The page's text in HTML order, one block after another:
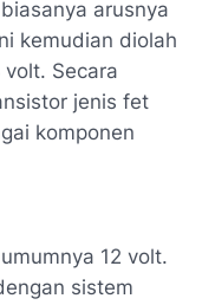
arusnya
kemudian diolah
Secara
jenis fet
komponen
12 volt.
sistem